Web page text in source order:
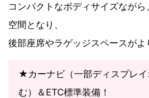
コンパクトなボディサイズなが
空間となり、
後部座席やラゲッジスペースがよ
★カーナビ（一部ディスプレ
む）＆ETC標準装備！